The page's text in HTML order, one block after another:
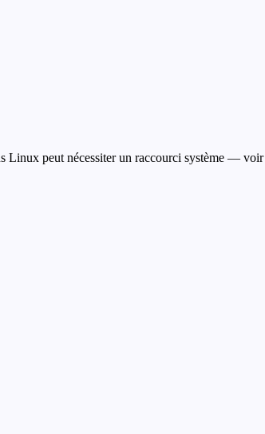
Linux peut nécessiter un raccourci système — voir